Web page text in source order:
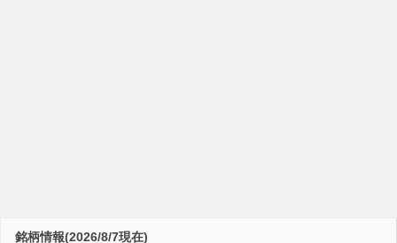
銘柄情報(2026/8/7現在)